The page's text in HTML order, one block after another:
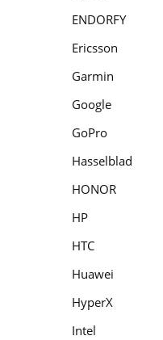
ENDORFY
Ericsson
Garmin
Google
GoPro
Hasselblad
HONOR
HP
HTC
Huawei
HyperX
Intel